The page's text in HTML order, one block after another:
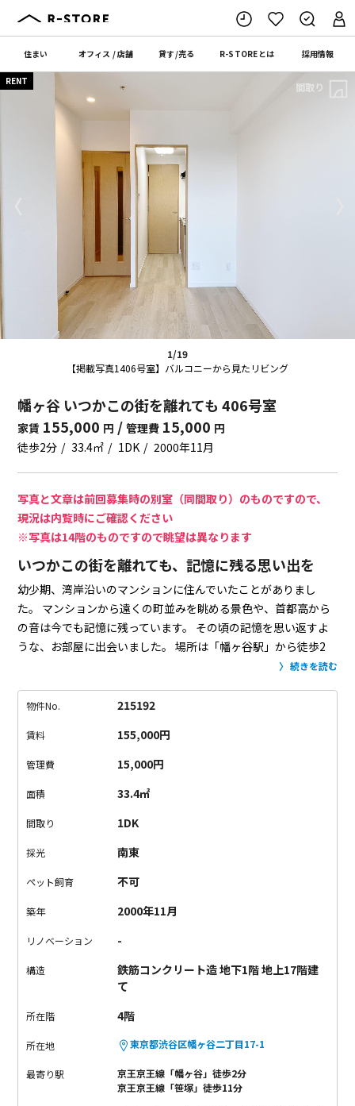
住まい オフィス /店舗 貸す/売る R-STOREとは 採用情報
1/19
【掲載写真1406号室】バルコニーから見たリビング
RENT 間取り
幡ヶ谷 いつかこの街を離れても 406号室
家賃 155,000 円 /管理費 15,000 円
徒歩2分
33.4㎡ 1DK 2000年11月
写真と文章は前回募集時の別室（同間取り）のものですので、
現況は内覧時にご確認ください
※写真は14階のものですので眺望は異なります
いつかこの街を離れても、記憶に残る思い出を
幼少期、湾岸沿いのマンションに住んでいたことがありまし
た。
マンションから遠くの町並みを眺める景色や、首都高から
の音は今でも記憶に残っています。
その頃の記憶を思い返すよ
うな、お部屋に出会いました。
場所は「幡ヶ谷駅」から徒歩2
物件1階には、24時まで営業しているスーパーが入ってい
人との他愛もない思い出がここで出来そうです。
商店街も豊富です。 お気に入りのお店を見つけて、たくさん思
い出を作ってくださいね。カーペットの内廊下を通りお部屋に
ら外を見れば、代々木公園の緑や遠くには東京タワーが望めま
す。首都高の音は必須で拾いますが、ひとりの夜も音で寂しく
も、記憶に残るお部屋になりそうな気がしました。
待ちしております。
続きを読む
物件No. 215192
賃料 155,000円
管理費 15,000円
面積 33.4㎡
間取り 1DK
採光 南東
ペット飼育 不可
築年 2000年11月
リノベーション -
構造
鉄筋コンクリート造 地下1階 地上17階建
て
所在階 4階
所在地 東京都渋谷区幡ヶ谷二丁目17-1
最寄り駅
京王京王線「幡ヶ谷」徒歩2分
京王京王線「笹塚」徒歩11分